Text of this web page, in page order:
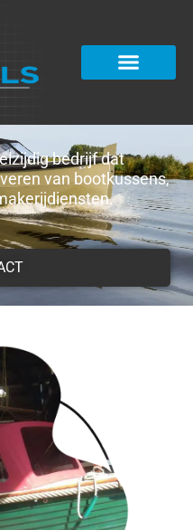
bedrijf dat
van bootkussens,